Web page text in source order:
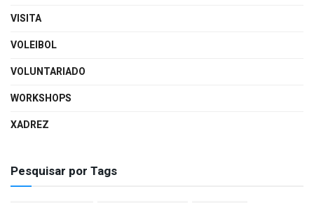
VISITA
VOLEIBOL
VOLUNTARIADO
WORKSHOPS
XADREZ
Pesquisar por Tags